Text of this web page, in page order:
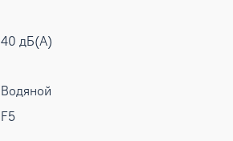
40 дБ(А)
Водяной
F5